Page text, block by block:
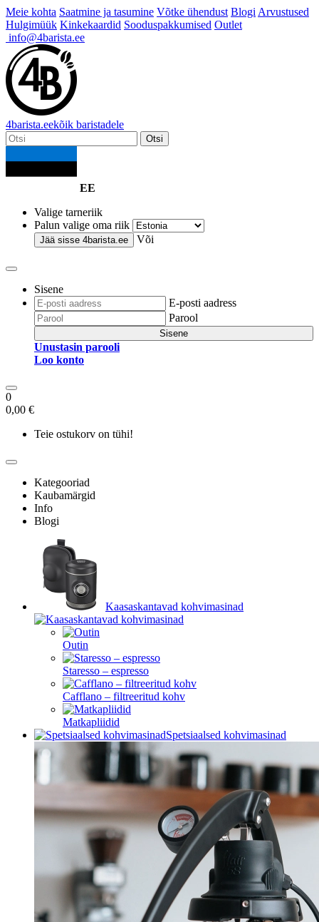
Meie kohta Saatmine ja tasumine Võtke ühendust Blogi Arvustused
Hulgimüük Kinkekaardid Sooduspakkumised Outlet
info@4barista.ee
4barista.eekõik baristadele
Otsi
EE
Valige tarneriik
Palun valige oma riik
Jää sisse 4barista.ee Või
Sisene
E-posti aadress
Parool
Sisene
Unustasin parooli
Loo konto
0
0,00 €
Teie ostukorv on tühi!
Kategooriad
Kaubamärgid
Info
Blogi
Kaasaskantavad kohvimasinad
Outin
Staresso – espresso
Cafflano – filtreeritud kohv
Matkapliidid
Spetsiaalsed kohvimasinad